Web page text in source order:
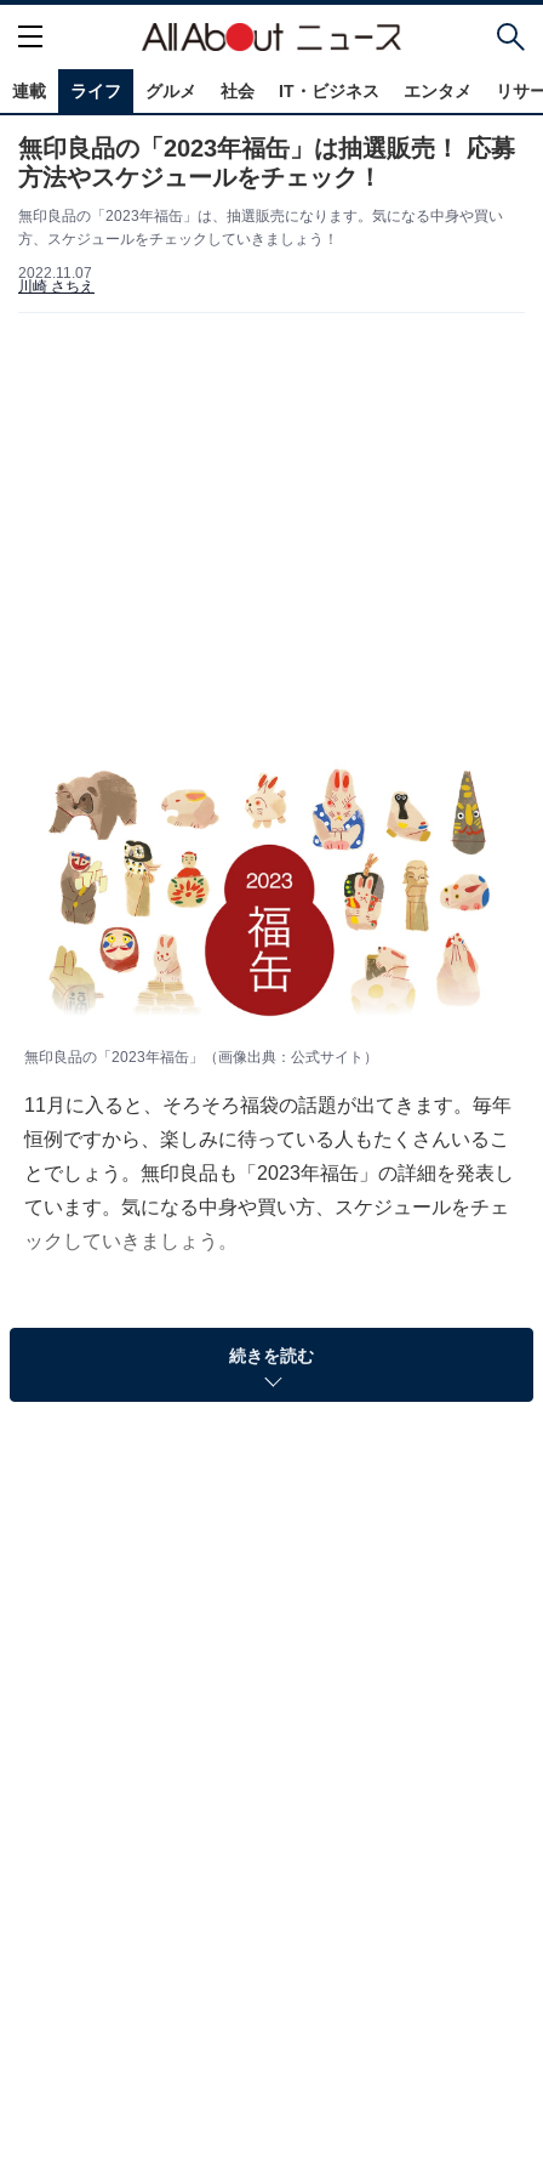
連載 ライフ グルメ 社会 IT・ビジネス エンタメ リサ
無印良品の「2023年福缶」は抽選販売！ 応募
方法やスケジュールをチェック！
無印良品の「2023年福缶」は、抽選販売になります。気になる中身や買い
方、スケジュールをチェックしていきましょう！
2022.11.07
川崎 さちえ
無印良品の「2023年福缶」（画像出典： 公式サイト ）
11月に入ると、そろそろ福袋の話題が出てきます。毎年
恒例ですから、楽しみに待っている人もたくさんいるこ
とでしょう。無印良品も「2023年福缶」の詳細を発表し
ています。気になる中身や買い方、スケジュールをチェ
ックしていきましょう。
「2023年福缶」の中身、価格は？
続きを読む